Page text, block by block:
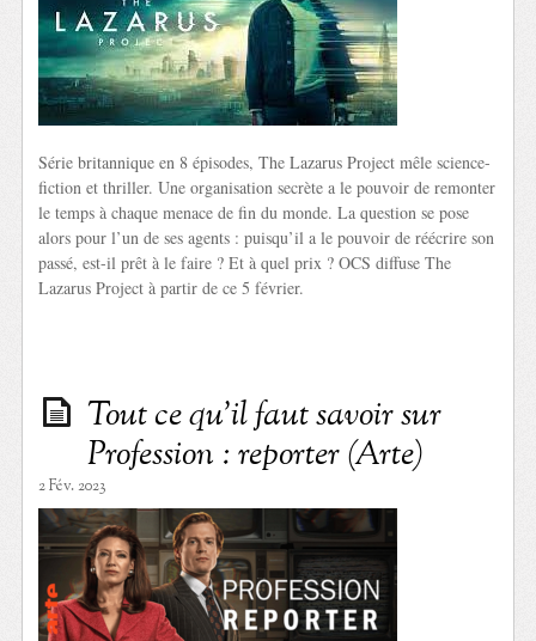
Série britannique en 8 épisodes, The Lazarus Project mêle science-
fiction et thriller. Une organisation secrète a le pouvoir de remonter
le temps à chaque menace de fin du monde. La question se pose
alors pour l’un de ses agents : puisqu’il a le pouvoir de réécrire son
passé, est-il prêt à le faire ? Et à quel prix ? OCS diffuse The
Lazarus Project à partir de ce 5 février.
Tout ce qu’il faut savoir sur
Profession : reporter (Arte)
2 Fév. 2023